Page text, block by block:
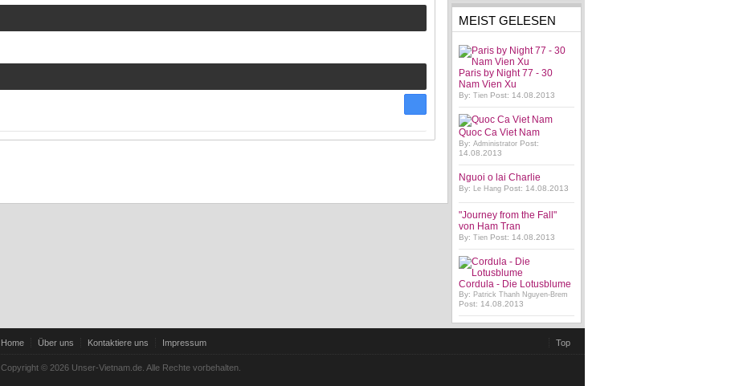
MEIST GELESEN
Paris by Night 77 - 30
Nam Vien Xu
By:Tien Post: 14.08.2013
Quoc Ca Viet Nam
By:Administrator Post:
14.08.2013
Nguoi o lai Charlie
By:Le Hang Post: 14.08.2013
"Journey from the Fall"
von Ham Tran
By:Tien Post: 14.08.2013
Cordula - Die Lotusblume
By:Patrick Thanh Nguyen-Brem
Post: 14.08.2013
Home Über uns Kontaktiere uns Impressum Top
Copyright © 2026 Unser-Vietnam.de. Alle Rechte vorbehalten.